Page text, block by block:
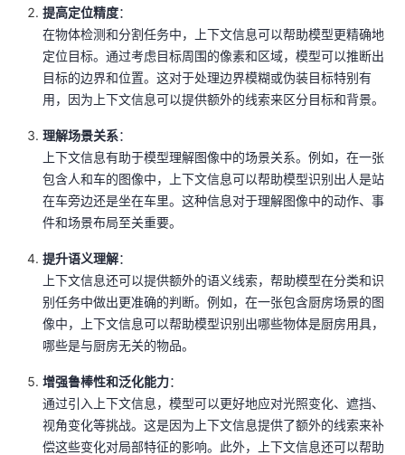
提高定位精度：
在物体检测和分割任务中，上下文信息可以帮助模型更精确地
定位目标。通过考虑目标周围的像素和区域，模型可以推断出
目标的边界和位置。这对于处理边界模糊或伪装目标特别有
用，因为上下文信息可以提供额外的线索来区分目标和背景。
理解场景关系：
上下文信息有助于模型理解图像中的场景关系。例如，在一张
包含人和车的图像中，上下文信息可以帮助模型识别出人是站
在车旁边还是坐在车里。这种信息对于理解图像中的动作、事
件和场景布局至关重要。
提升语义理解：
上下文信息还可以提供额外的语义线索，帮助模型在分类和识
别任务中做出更准确的判断。例如，在一张包含厨房场景的图
像中，上下文信息可以帮助模型识别出哪些物体是厨房用具，
哪些是与厨房无关的物品。
增强鲁棒性和泛化能力：
通过引入上下文信息，模型可以更好地应对光照变化、遮挡、
视角变化等挑战。这是因为上下文信息提供了额外的线索来补
偿这些变化对局部特征的影响。此外，上下文信息还可以帮助